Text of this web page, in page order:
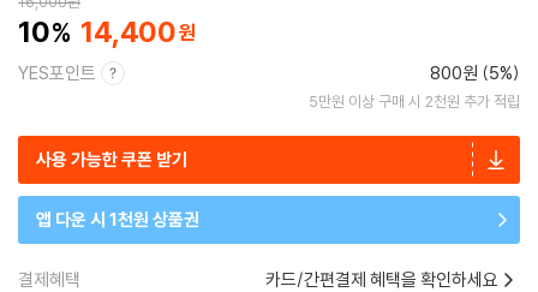
10 14,400
YES포인트 800원 (5%)
5만원 이상 구매 시 2천원 추가 적립
사용 가능한 쿠폰 받기
앱 다운 시 1천원 상품권
결제혜택 카드/간편결제 혜택을 확인하세요